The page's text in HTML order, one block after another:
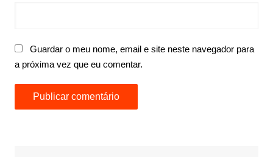
Guardar o meu nome, email e site neste navegador para
a próxima vez que eu comentar.